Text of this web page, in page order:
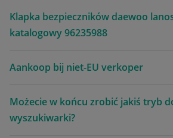
Klapka bezpieczników daewoo
katalogowy 96235988
Aankoop bij niet-EU verkoper
Możecie w końcu zrobić jakiś tryb
wyszukiwarki?